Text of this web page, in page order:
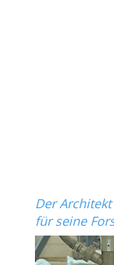
Der
für seine